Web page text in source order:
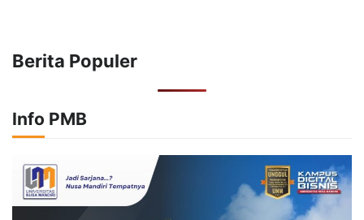
Berita Populer
Info PMB